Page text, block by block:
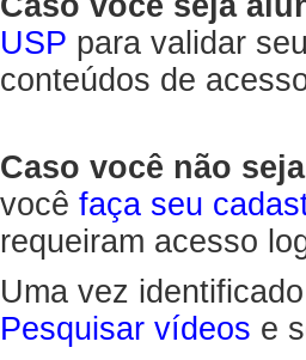
USP para validar
conteúdos de
Caso você não
você faça seu
requeiram acesso
Uma vez
Pesquisar vídeos e